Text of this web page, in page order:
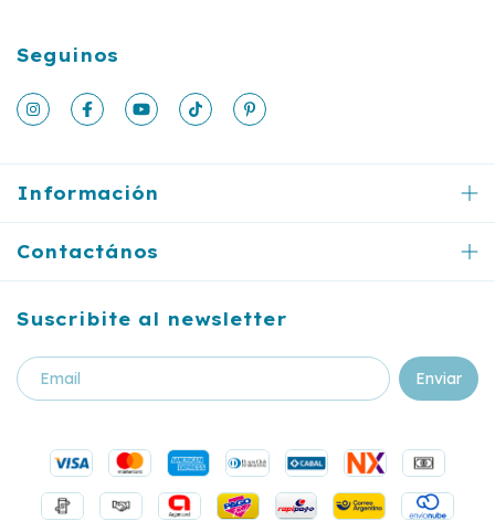
Seguinos
Información
Contactános
Suscribite al newsletter